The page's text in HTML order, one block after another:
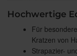
Hochwertige
Für
Kratzen von
Strapazier-